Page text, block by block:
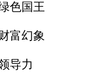
色国王
富幻象
导力